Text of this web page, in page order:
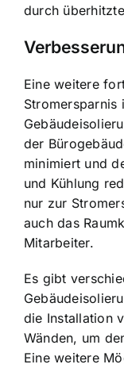
durch
Eine weitere
Stromersparnis
der
minimiert und
und Kühlung
nur zur
auch das
Mitarbeiter.
Es gibt
die Installation
Wänden, um
Eine weitere